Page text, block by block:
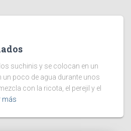
suchinis y se colocan en un
un poco de agua durante unos
con la ricota, el perejil y el
más